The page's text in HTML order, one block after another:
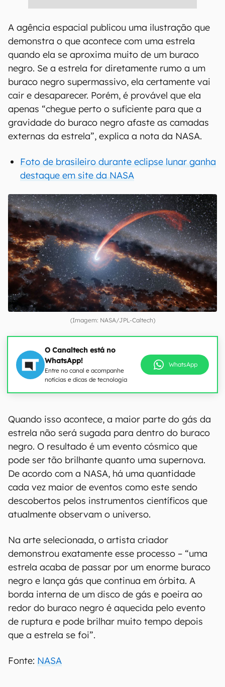
A agência espacial publicou uma ilustração que
demonstra o que acontece com uma estrela
quando ela se aproxima muito de um buraco
negro. Se a estrela for diretamente rumo a um
buraco negro supermassivo, ela certamente vai
cair e desaparecer. Porém, é provável que ela
apenas “chegue perto o suficiente para que a
gravidade do buraco negro afaste as camadas
externas da estrela”, explica a nota da NASA.
Foto de brasileiro durante eclipse lunar ganha
destaque em site da NASA
(Imagem: NASA/JPL-Caltech)
O Canaltech está no
WhatsApp!
Entre no canal e acompanhe
notícias e dicas de tecnologia
WhatsApp
Quando isso acontece, a maior parte do gás da
estrela não será sugada para dentro do buraco
negro. O resultado é um evento cósmico que
pode ser tão brilhante quanto uma supernova.
De acordo com a NASA, há uma quantidade
cada vez maior de eventos como este sendo
descobertos pelos instrumentos científicos que
atualmente observam o universo.
Na arte selecionada, o artista criador
demonstrou exatamente esse processo – “uma
estrela acaba de passar por um enorme buraco
negro e lança gás que continua em órbita. A
borda interna de um disco de gás e poeira ao
redor do buraco negro é aquecida pelo evento
de ruptura e pode brilhar muito tempo depois
que a estrela se foi”.
Fonte: NASA